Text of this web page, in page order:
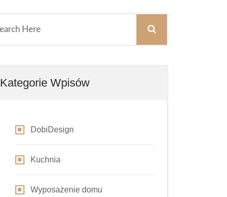
Kategorie Wpisów
DobiDesign
Kuchnia
Wyposażenie domu